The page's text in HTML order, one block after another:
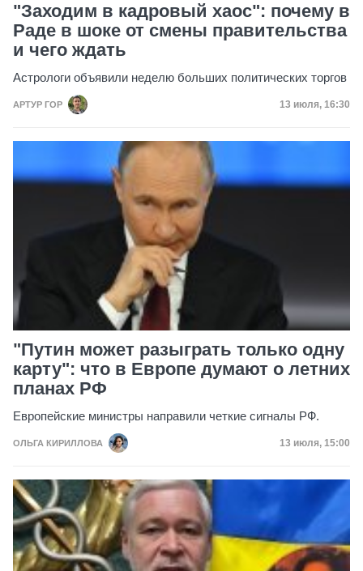
"Заходим в кадровый хаос": почему в
Раде в шоке от смены правительства
и чего ждать
Астрологи объявили неделю больших политических торгов
АРТУР ГОР Дата
13 июля, 16:30
"Путин может разыграть только одну
карту": что в Европе думают о летних
планах РФ
Европейские министры направили четкие сигналы РФ.
ОЛЬГА КИРИЛЛОВА Дата
13 июля, 15:00